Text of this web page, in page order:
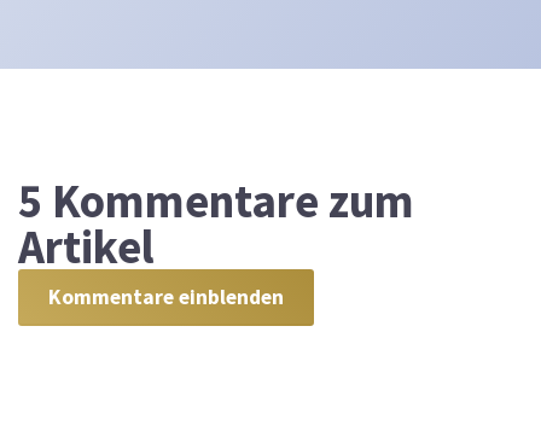
5 Kommentare zum
Artikel
Kommentare einblenden